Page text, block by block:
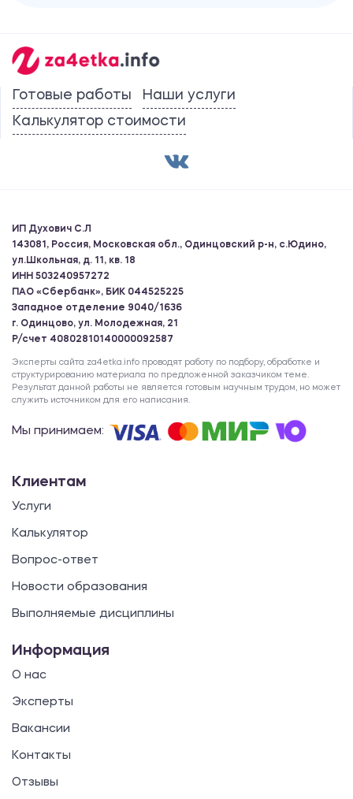
Готовые работы
Наши услуги
Калькулятор стоимости
ИП Духович С.Л
143081, Россия, Московская обл., Одинцовский р-н, с.Юдино,
ул.Школьная, д. 11, кв. 18
ИНН 503240957272
ПАО «Сбербанк», БИК 044525225
Западное отделение 9040/1636
г. Одинцово, ул. Молодежная, 21
Р/счет 40802810140000092587
Эксперты сайта za4etka.info проводят работу по подбору, обработке и
структурированию материала по предложенной заказчиком теме.
Результат данной работы не является готовым научным трудом, но может
служить источником для его написания.
Мы принимаем:
Клиентам
Услуги
Калькулятор
Вопрос-ответ
Новости образования
Выполняемые дисциплины
Информация
О нас
Эксперты
Вакансии
Контакты
Отзывы